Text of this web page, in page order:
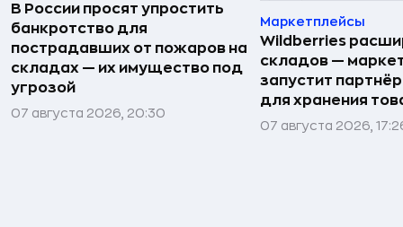
В России просят упростить
банкротство для
пострадавших от пожаров на
складах — их имущество под
угрозой
07 августа 2026, 20:30
Маркетплейсы
Wildberries
складов —
запустит
для хранения
07 августа 2026,